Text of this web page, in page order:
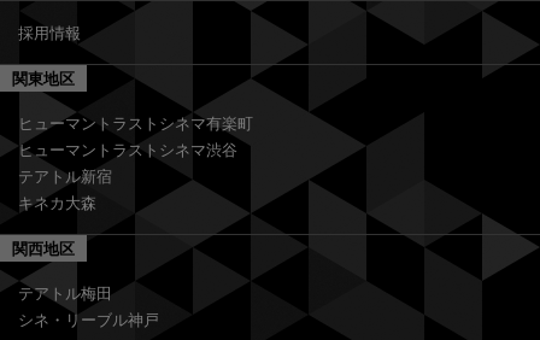
採用情報
関東地区
ヒューマントラストシネマ有楽町
ヒューマントラストシネマ渋谷
テアトル新宿
キネカ大森
関西地区
テアトル梅田
シネ・リーブル神戸